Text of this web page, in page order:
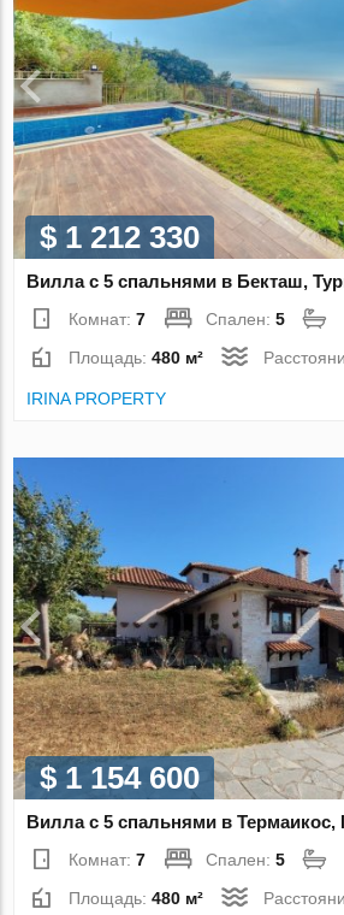
$ 1 212 330
Вилла с 5 спальнями в Бекташ,
Комнат:7 Спален:5
Площадь:480 м²
IRINA PROPERTY
$ 1 154 600
Вилла с 5 спальнями в Термаикос,
Комнат:7 Спален:5
Площадь:480 м²